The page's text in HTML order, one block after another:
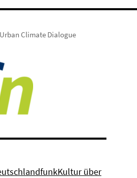
Climate Dialogue
über